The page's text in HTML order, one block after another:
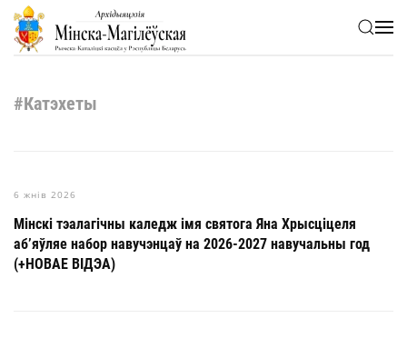
Skip to main content
#Катэхеты
6 жнів 2026
Мінскі тэалагічны каледж імя святога Яна Хрысціцеля
аб’яўляе набор навучэнцаў на 2026-2027 навучальны год
(+НОВАЕ ВІДЭА)